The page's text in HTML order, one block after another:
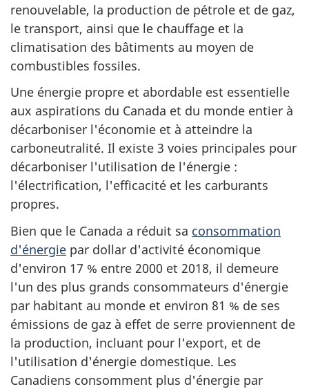
renouvelable, la production de pétrole et de gaz,
le transport, ainsi que le chauffage et la
climatisation des bâtiments au moyen de
combustibles fossiles.
Une énergie propre et abordable est essentielle
aux aspirations du Canada et du monde entier à
décarboniser l'économie et à atteindre la
carboneutralité. Il existe 3 voies principales pour
décarboniser l'utilisation de l'énergie :
l'électrification, l'efficacité et les carburants
propres.
Bien que le Canada a réduit sa consommation
d'énergie par dollar d'activité économique
d'environ 17 % entre 2000 et 2018, il demeure
l'un des plus grands consommateurs d'énergie
par habitant au monde et environ 81 % de ses
émissions de gaz à effet de serre proviennent de
la production, incluant pour l'export, et de
l'utilisation d'énergie domestique. Les
Canadiens consomment plus d'énergie par